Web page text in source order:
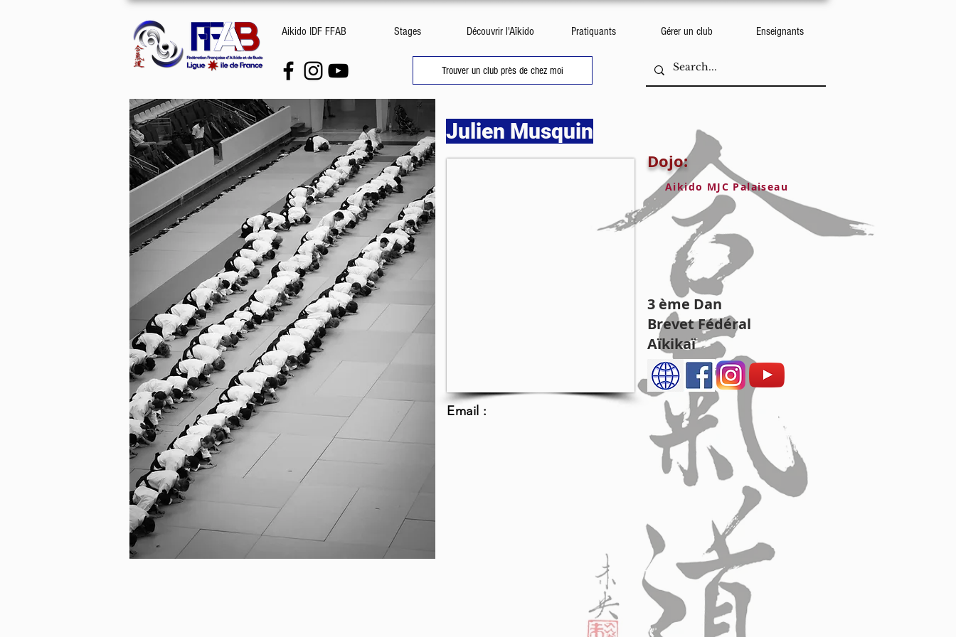
Aikido IDF FFAB Stages Découvrir l'Aïkido Pratiquants Gérer un club Enseignants
Trouver un club près de chez moi
Dojo:
Aikido MJC Palaiseau
3 ème Dan
Brevet Fédéral
Aïkikaï
Email :
Julien Musquin